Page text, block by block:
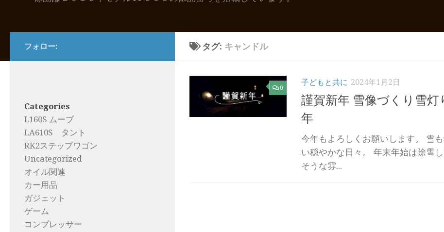
タグ: キャンドル
0
子どもと共に 2024年1月2日
謹賀新年 雪像づくり雪灯
年
今年もよろしくお願いします。 雪
い穏やかな日々。 年末年始は除雪
そうな雰...
フォロー:
Categories
L160S ムーブ
LA610S タント
RK2ステップワゴン
Uncategorized
オイル関連
カー用品
ガジェット
ゲーム
コンプレッサー